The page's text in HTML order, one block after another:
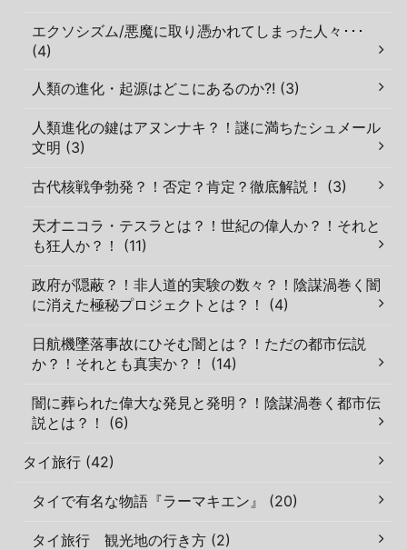
エクソシズム/悪魔に取り憑かれてしまった人々･･･
(4)
人類の進化・起源はどこにあるのか?! (3)
人類進化の鍵はアヌンナキ？！謎に満ちたシュメール
文明 (3)
古代核戦争勃発？！否定？肯定？徹底解説！ (3)
天才ニコラ・テスラとは？！世紀の偉人か？！それと
も狂人か？！ (11)
政府が隠蔽？！非人道的実験の数々？！陰謀渦巻く闇
に消えた極秘プロジェクトとは？！ (4)
日航機墜落事故にひそむ闇とは？！ただの都市伝説
か？！それとも真実か？！ (14)
闇に葬られた偉大な発見と発明？！陰謀渦巻く都市伝
説とは？！ (6)
タイ旅行 (42)
タイで有名な物語『ラーマキエン』 (20)
タイ旅行 観光地の行き方 (2)